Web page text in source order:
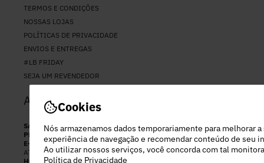
Cookies
Nós armazenamos dados temporariamente para melhorar a
experiência de navegação e recomendar conteúdo de seu
Ao utilizar nossos serviços, você concorda com tal
Política de Privacidade
TERMOS E CONDIÇÕES
NOSSAS LOJAS
POLÍTICAS DE PRIVACIDADE
ENVIOS E ENTREGAS
#LB FRIDAY
SEJA UM REVENDEDOR
ATENDIMENTO
SAC
(11) 94037-2794
PERSONAL SHOPPER
(11) 97282-2892
E-MAIL
ATENDIMENTO@LEBLOGSTORE.COM.BR
HORÁRIO DE ATENDIMENTO: